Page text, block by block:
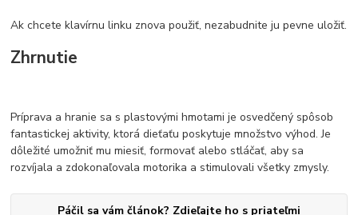
Ak chcete klavírnu linku znova použiť, nezabudnite ju pevne uložiť.
Zhrnutie
Príprava a hranie sa s plastovými hmotami je osvedčený spôsob
fantastickej aktivity, ktorá dieťaťu poskytuje množstvo výhod. Je
dôležité umožniť mu miesiť, formovať alebo stláčať, aby sa
rozvíjala a zdokonaľovala motorika a stimulovali všetky zmysly.
Páčil sa vám článok? Zdieľajte ho s priateľmi